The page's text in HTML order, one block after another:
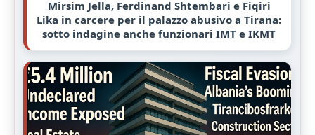
Mirsim Jella, Ferdinand Shtembari e Fiqiri
Lika in carcere per il palazzo abusivo a Tirana:
sotto indagine anche funzionari IMT e IKMT